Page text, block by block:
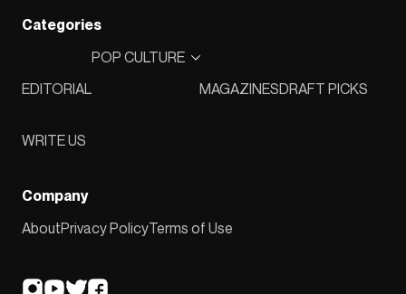
Categories
EDITORIAL
POP CULTURE
MAGAZINESDRAFT PICKS
WRITE US
Company
AboutPrivacy PolicyTerms of Use